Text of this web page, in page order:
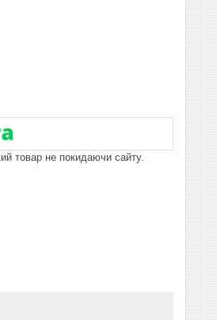
товар не покидаючи сайту.